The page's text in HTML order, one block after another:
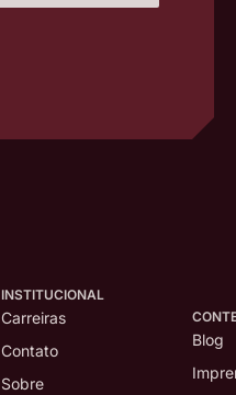
INSTITUCIONAL
Carreiras
Contato
Sobre
Blog